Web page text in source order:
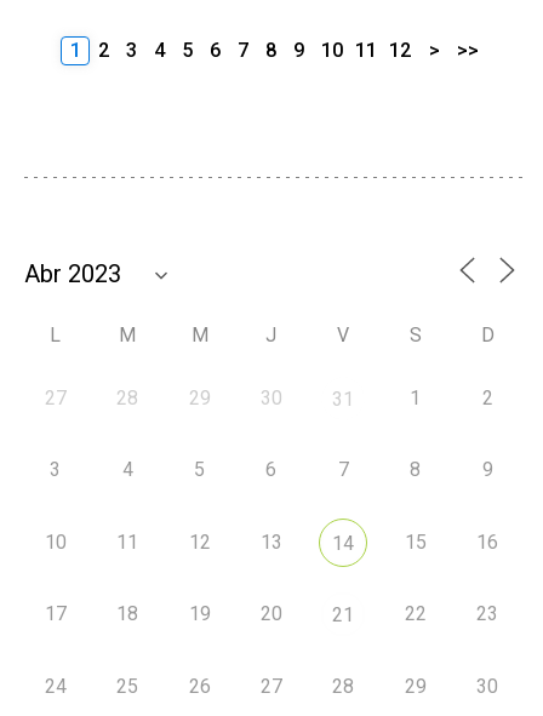
1 2 3 4 5 6 7 8 9 10 11 12 > >>
L M M J V S D
27 28 29 30 31 1 2
3 4 5 6 7 8 9
10 11 12 13 14 15 16
17 18 19 20 21 22 23
24 25 26 27 28 29 30